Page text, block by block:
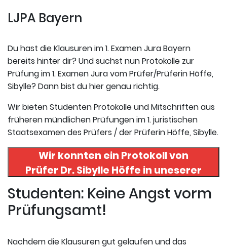
LJPA Bayern
Du hast die Klausuren im 1. Examen Jura Bayern
bereits hinter dir? Und suchst nun Protokolle zur
Prüfung im 1. Examen Jura vom Prüfer/Prüferin Höffe,
Sibylle? Dann bist du hier genau richtig.
Wir bieten Studenten Protokolle und Mitschriften aus
früheren mündlichen Prüfungen im 1. juristischen
Staatsexamen des Prüfers / der Prüferin Höffe, Sibylle.
Wir konnten ein Protokoll von
Prüfer Dr. Sibylle Höffe in uneserer
Datenbank finden. Hier
registrieren und das Protokoll
abrufen.
Studenten: Keine Angst vorm
Prüfungsamt!
Nachdem die Klausuren gut gelaufen und das